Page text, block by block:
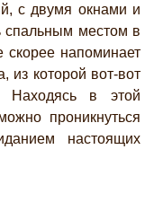
с двумя окнами и
спальным местом в
скорее напоминает
из которой вот-вот
Находясь в этой
проникнуться
настоящих